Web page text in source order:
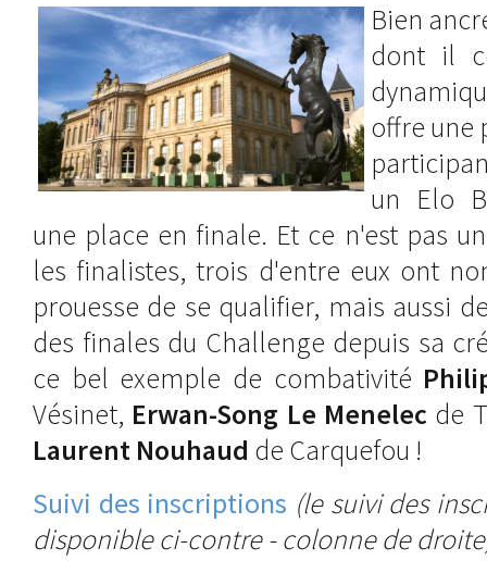
Bien
dont il
offre une
un Elo
une place en finale. Et ce n'est pas
les finalistes, trois d'entre eux ont
prouesse de se qualifier, mais aussi
des finales du Challenge depuis sa
ce bel exemple de combativité
Vésinet, Erwan-Song Le Menelec de
Laurent Nouhaud de Carquefou !
Suivi des inscriptions (le suivi des
disponible ci-contre - colonne de